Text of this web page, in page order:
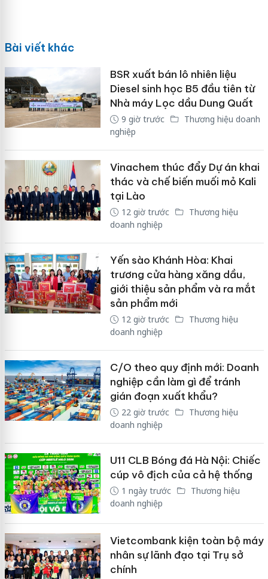
Bài viết khác
BSR xuất bán lô nhiên liệu
Diesel sinh học B5 đầu tiên từ
Nhà máy Lọc dầu Dung Quất
9 giờ trước
Thương hiệu doanh
nghiệp
Vinachem thúc đẩy Dự án khai
thác và chế biến muối mỏ Kali
tại Lào
12 giờ trước
Thương hiệu
doanh nghiệp
Yến sào Khánh Hòa: Khai
trương cửa hàng xăng dầu,
giới thiệu sản phẩm và ra mắt
sản phẩm mới
12 giờ trước
Thương hiệu
doanh nghiệp
C/O theo quy định mới: Doanh
nghiệp cần làm gì để tránh
gián đoạn xuất khẩu?
22 giờ trước
Thương hiệu
doanh nghiệp
U11 CLB Bóng đá Hà Nội: Chiếc
cúp vô địch của cả hệ thống
1 ngày trước
Thương hiệu
doanh nghiệp
Vietcombank kiện toàn bộ máy
nhân sự lãnh đạo tại Trụ sở
chính